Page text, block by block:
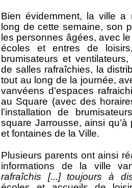
Bien évidemment, la ville
long de cette semaine, son
les personnes âgées, avec
écoles et entres de
brumisateurs et
de salles rafraîchies, la
tout au long de la journée,
vanvéens d’espaces
au Square (avec des
l’installation de
square Jarrousse, ainsi
et fontaines de la Ville.
Plusieurs parents ont ainsi
informations de la ville
rafraîchis [...] toujours à